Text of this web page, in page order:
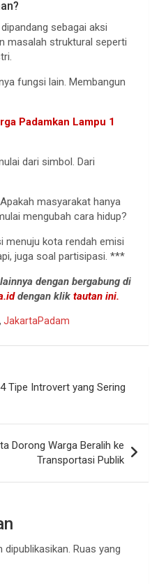
sebagai aksi
masalah struktural seperti
fungsi lain. Membangun
Padamkan Lampu 1
dari simbol. Dari
masyarakat hanya
mengubah cara hidup?
menuju kota rendah emisi
juga soal partisipasi. ***
dengan bergabung di
dengan klik tautan ini.
, JakartaPadam
Tipe Introvert yang Sering
Dorong Warga Beralih ke
Transportasi Publik
dipublikasikan. Ruas yang